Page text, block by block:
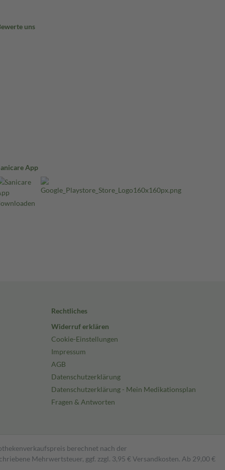
uns
App
Rechtliches
Widerruf erklären
Cookie-Einstellungen
Impressum
AGB
Datenschutzerklärung
Datenschutzerklärung - Mein Medikationsplan
Fragen & Antworten
berechnet nach der
Mehrwertsteuer, ggf. zzgl. 3,95 € Versandkosten. Ab 29,00 €